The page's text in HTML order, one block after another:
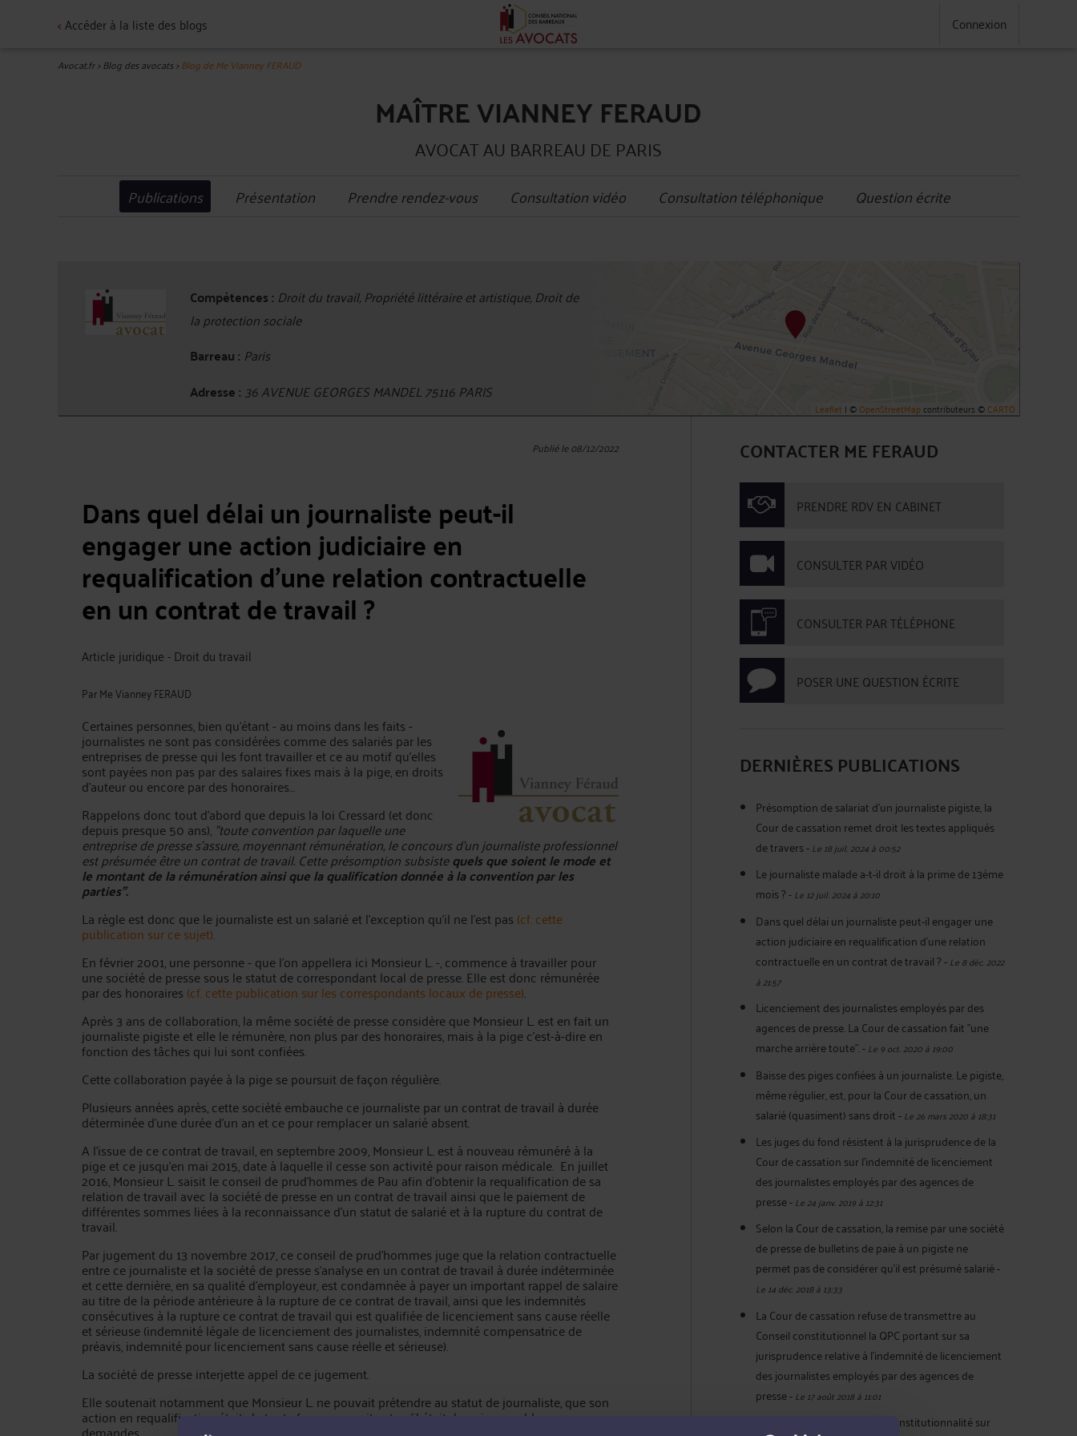
<Accéder à la liste des blogs Connexion
Avocat.fr>Blog des avocats>Blog de Me Vianney FERAUD
MAÎTRE VIANNEY FERAUD
AVOCAT AU BARREAU DE PARIS
Publications Présentation Prendre rendez-vous Consultation vidéo Consultation téléphonique Question écrite
Compétences : Droit du travail, Propriété littéraire et artistique, Droit de
la protection sociale
Barreau : Paris
Adresse : 36 AVENUE GEORGES MANDEL 75116 PARIS
Leaflet | ©OpenStreetMapcontributeurs ©CARTO
Publié le 08/12/2022
Dans quel délai un journaliste peut-il
engager une action judiciaire en
requalification d'une relation contractuelle
en un contrat de travail ?
Article juridique - Droit du travail
ParMe Vianney FERAUD
Certaines personnes, bien qu'étant - au moins dans les faits -
journalistes ne sont pas considérées comme des salariés par les
entreprises de presse qui les font travailler et ce au motif qu'elles
sont payées non pas par des salaires fixes mais à la pige, en droits
d'auteur ou encore par des honoraires…
Rappelons donc tout d'abord que depuis la loi Cressard (et donc
depuis presque 50 ans), "toute convention par laquelle une
entreprise de presse s'assure, moyennant rémunération, le concours d'un journaliste professionnel
est présumée être un contrat de travail. Cette présomption subsistequels que soient le mode et
le montant de la rémunération ainsi que la qualification donnée à la convention par les
parties".
La règle est donc que le journaliste est un salarié et l'exception qu'il ne l'est pas (cf. cette
publication sur ce sujet).
En février 2001, une personne - que l'on appellera ici Monsieur L. -, commence à travailler pour
une société de presse sous le statut de correspondant local de presse. Elle est donc rémunérée
par des honoraires (cf. cette publication sur les correspondants locaux de presse).
Après 3 ans de collaboration, la même société de presse considère que Monsieur L. est en fait un
journaliste pigiste et elle le rémunère, non plus par des honoraires, mais à la pige c'est-à-dire en
fonction des tâches qui lui sont confiées.
Cette collaboration payée à la pige se poursuit de façon régulière.
Plusieurs années après, cette société embauche ce journaliste par un contrat de travail à durée
déterminée d'une durée d'un an et ce pour remplacer un salarié absent.
A l'issue de ce contrat de travail, en septembre 2009, Monsieur L. est à nouveau rémunéré à la
pige et ce jusqu'en mai 2015, date à laquelle il cesse son activité pour raison médicale. En juillet
2016, Monsieur L. saisit le conseil de prud'hommes de Pau afin d'obtenir la requalification de sa
relation de travail avec la société de presse en un contrat de travail ainsi que le paiement de
différentes sommes liées à la reconnaissance d'un statut de salarié et à la rupture du contrat de
travail.
Par jugement du 13 novembre 2017, ce conseil de prud'hommes juge que la relation contractuelle
entre ce journaliste et la société de presse s'analyse en un contrat de travail à durée indéterminée
et cette dernière, en sa qualité d'employeur, est condamnée à payer un important rappel de salaire
au titre de la période antérieure à la rupture de ce contrat de travail, ainsi que les indemnités
consécutives à la rupture ce contrat de travail qui est qualifiée de licenciement sans cause réelle
et sérieuse (indemnité légale de licenciement des journalistes, indemnité compensatrice de
préavis, indemnité pour licenciement sans cause réelle et sérieuse).
La société de presse interjette appel de ce jugement.
Elle soutenait notamment que Monsieur L. ne pouvait prétendre au statut de journaliste, que son
action en requalification était, de toute façon, prescrite et qu'il était donc irrecevable en ses
CONTACTER ME FERAUD
PRENDRE RDV EN CABINET
CONSULTER PAR VIDÉO
CONSULTER PAR TÉLÉPHONE
POSER UNE QUESTION ÉCRITE
DERNIÈRES PUBLICATIONS
Présomption de salariat d'un journaliste pigiste, la
Cour de cassation remet droit les textes appliqués
de travers-Le 18 juil. 2024 à 00:52
Le journaliste malade a-t-il droit à la prime de 13ème
mois ?-Le 12 juil. 2024 à 20:10
Dans quel délai un journaliste peut-il engager une
action judiciaire en requalification d'une relation
contractuelle en un contrat de travail ?-Le 8 déc. 2022
à 21:57
Licenciement des journalistes employés par des
agences de presse. La Cour de cassation fait "une
marche arrière toute".-Le 9 oct. 2020 à 19:00
Baisse des piges confiées à un journaliste. Le pigiste,
même régulier, est, pour la Cour de cassation, un
salarié (quasiment) sans droit-Le 26 mars 2020 à 18:31
Les juges du fond résistent à la jurisprudence de la
Cour de cassation sur l'indemnité de licenciement
des journalistes employés par des agences de
presse-Le 24 janv. 2019 à 12:31
Selon la Cour de cassation, la remise par une société
de presse de bulletins de paie à un pigiste ne
permet pas de considérer qu'il est présumé salarié-
Le 14 déc. 2018 à 13:33
La Cour de cassation refuse de transmettre au
Conseil constitutionnel la QPC portant sur sa
jurisprudence relative à l'indemnité de licenciement
des journalistes employés par des agences de
presse-Le 17 août 2018 à 11:01
Une question prioritaire de constitutionnalité sur